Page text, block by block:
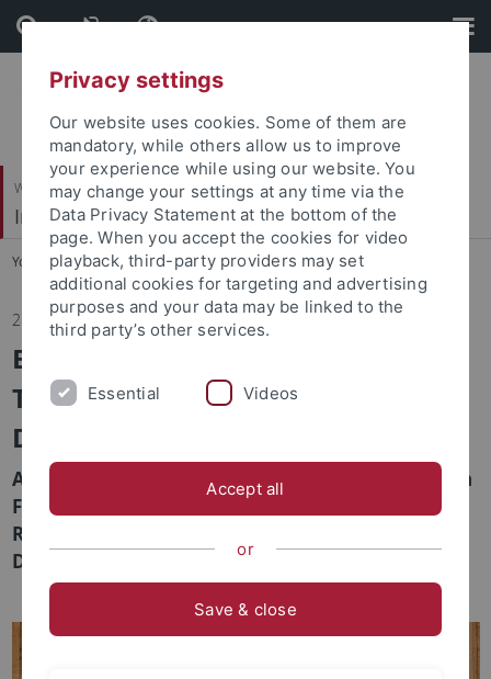
Skip
to
content
Skip
to
footer
Wirtschafts- und Sozialwissenschaftliche Fakultät
Institut für Sportwissenschaft
You are here: Startseite ... Institut
28.11.2025
Erfolgreicher Promotionstag zum
Thema „Talent Identification and
Development in Sport”
Am Montag, den 17. November 2025, verteidigten
Fynn Bergmann, Luca Hauser und Martin Leo
Reinhard erfolgreich ihre kumulativen
Dissertationen!
Privacy settings
Our website uses cookies. Some of them are
mandatory, while others allow us to improve
your experience while using our website. You
may change your settings at any time via the
Data Privacy Statement at the bottom of the
page. When you accept the cookies for video
playback, third-party providers may set
additional cookies for targeting and advertising
purposes and your data may be linked to the
third party’s other services.
Essential Videos
Accept all
or
Save & close